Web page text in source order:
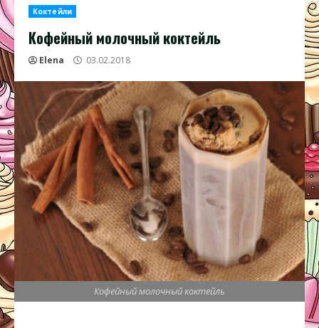
Коктейли
Кофейный молочный коктейль
Elena 03.02.2018
Кофейный молочный коктейль